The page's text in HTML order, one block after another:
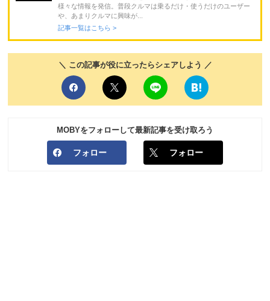
様々な情報を発信。普段クルマは乗るだけ・使うだけのユーザー
や、あまりクルマに興味が...
記事一覧はこちら >
＼ この記事が役に立ったらシェアしよう ／
MOBYをフォローして最新記事を受け取ろう
フォロー フォロー